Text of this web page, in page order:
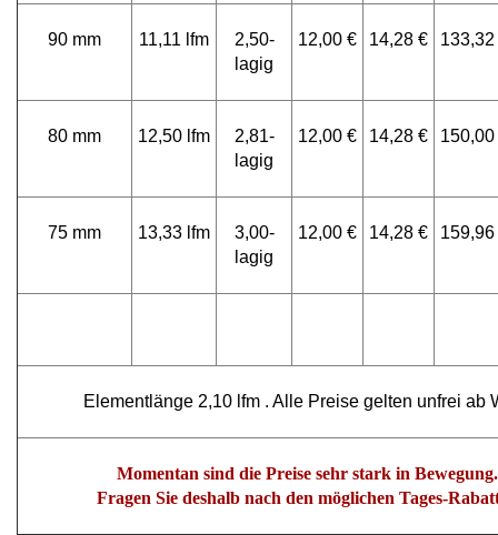
90 mm 11,11 lfm
2,50-
lagig
12,00 € 14,28 €
80 mm 12,50 lfm
2,81-
lagig
12,00 € 14,28 €
75 mm 13,33 lfm
3,00-
lagig
12,00 € 14,28 €
Elementlänge 2,10 lfm . Alle Preise gelten unfrei ab
Momentan sind die Preise sehr stark in Bewegung.
Fragen Sie deshalb nach den möglichen Tages-